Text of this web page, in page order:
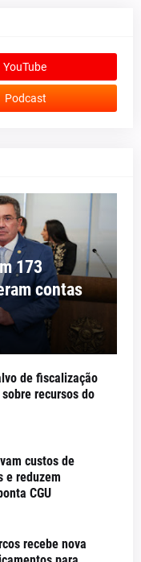
YouTube
Podcast
173
contas
de fiscalização
recursos do
custos de
e reduzem
CGU
recebe nova